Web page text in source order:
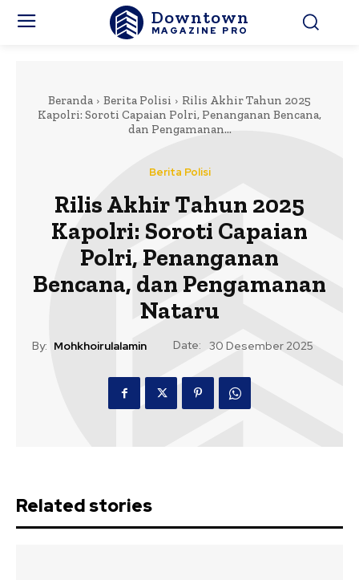
Downtown
MAGAZINE PRO
Beranda Berita Polisi
Rilis Akhir Tahun 2025
Kapolri: Soroti Capaian Polri, Penanganan Bencana,
dan Pengamanan...
Berita Polisi
Rilis Akhir Tahun 2025
Kapolri: Soroti Capaian
Polri, Penanganan
Bencana, dan Pengamanan
Nataru
By: Mohkhoirulalamin Date: 30 Desember 2025
Related stories